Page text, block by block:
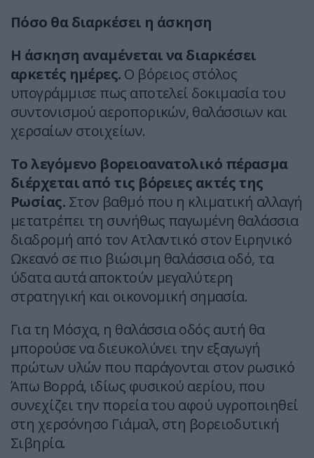
Πόσο θα διαρκέσει η άσκηση
Η άσκηση αναμένεται να διαρκέσει
αρκετές ημέρες. Ο βόρειος στόλος
υπογράμμισε πως αποτελεί δοκιμασία του
συντονισμού αεροπορικών, θαλάσσιων και
χερσαίων στοιχείων.
Το λεγόμενο βορειοανατολικό πέρασμα
διέρχεται από τις βόρειες ακτές της
Ρωσίας. Στον βαθμό που η κλιματική αλλαγή
μετατρέπει τη συνήθως παγωμένη θαλάσσια
διαδρομή από τον Ατλαντικό στον Ειρηνικό
Ωκεανό σε πιο βιώσιμη θαλάσσια οδό, τα
ύδατα αυτά αποκτούν μεγαλύτερη
στρατηγική και οικονομική σημασία.
Για τη Μόσχα, η θαλάσσια οδός αυτή θα
μπορούσε να διευκολύνει την εξαγωγή
πρώτων υλών που παράγονται στον ρωσικό
Άπω Βορρά, ιδίως φυσικού αερίου, που
συνεχίζει την πορεία του αφού υγροποιηθεί
στη χερσόνησο Γιάμαλ, στη βορειοδυτική
Σιβηρία.